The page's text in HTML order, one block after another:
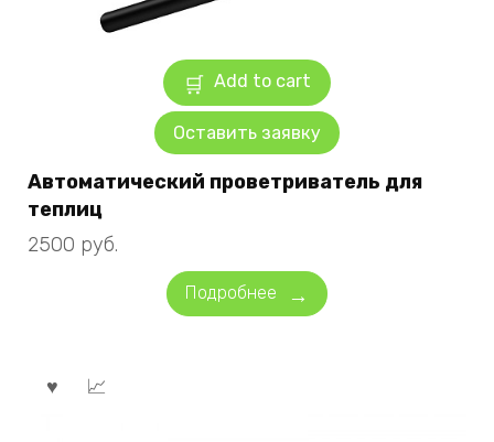
Add to cart
Оставить заявку
Автоматический проветриватель для
теплиц
2500 руб.
Подробнее